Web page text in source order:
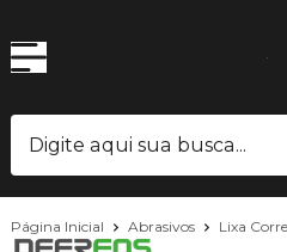
Página Inicial Abrasivos Lixa